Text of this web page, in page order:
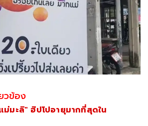
วข้อง
ม่มะลิ" ฮิปโปอายุมากที่สุดใน